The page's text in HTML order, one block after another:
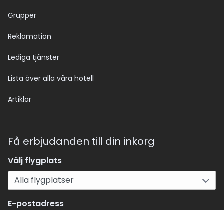
Grupper
Reklamation
Lediga tjänster
Lista över alla våra hotell
Artiklar
Få erbjudanden till din inkorg
Välj flygplats
E-postadress